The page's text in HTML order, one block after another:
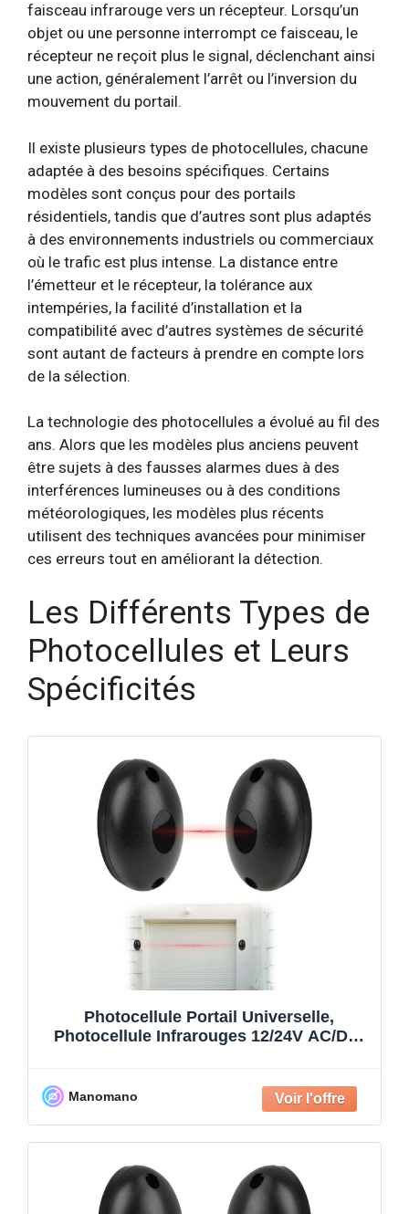
faisceau infrarouge vers un récepteur. Lorsqu’un
objet ou une personne interrompt ce faisceau, le
récepteur ne reçoit plus le signal, déclenchant ainsi
une action, généralement l’arrêt ou l’inversion du
mouvement du portail.
Il existe plusieurs types de photocellules, chacune
adaptée à des besoins spécifiques. Certains
modèles sont conçus pour des portails
résidentiels, tandis que d’autres sont plus adaptés
à des environnements industriels ou commerciaux
où le trafic est plus intense. La distance entre
l’émetteur et le récepteur, la tolérance aux
intempéries, la facilité d’installation et la
compatibilité avec d’autres systèmes de sécurité
sont autant de facteurs à prendre en compte lors
de la sélection.
La technologie des photocellules a évolué au fil des
ans. Alors que les modèles plus anciens peuvent
être sujets à des fausses alarmes dues à des
interférences lumineuses ou à des conditions
météorologiques, les modèles plus récents
utilisent des techniques avancées pour minimiser
ces erreurs tout en améliorant la détection.
Les Différents Types de
Photocellules et Leurs
Spécificités
Photocellule Portail Universelle,
Photocellule Infrarouges 12/24V AC/DC,
Manomano